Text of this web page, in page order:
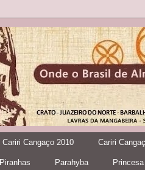
Cariri Cangaço 2010 Cariri
Piranhas Parahyba